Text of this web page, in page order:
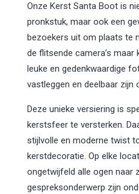
Onze Kerst Santa Boot is
pronkstuk, maar ook een
bezoekers uit om plaats te
de flitsende camera’s
leuke en gedenkwaardige
vastleggen en deelbaar zijn
Deze unieke versiering is
kerstsfeer te versterken.
stijlvolle en moderne twist
kerstdecoratie. Op elke
ongetwijfeld alle ogen naar
gespreksonderwerp zijn